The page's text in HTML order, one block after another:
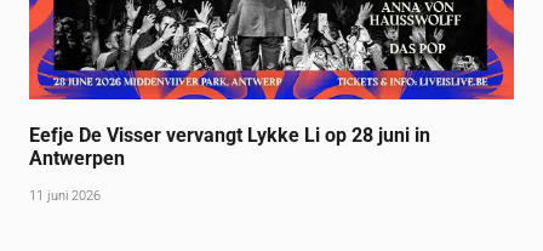
Eefje De Visser vervangt Lykke Li op 28 juni in
Antwerpen
11 juni 2026